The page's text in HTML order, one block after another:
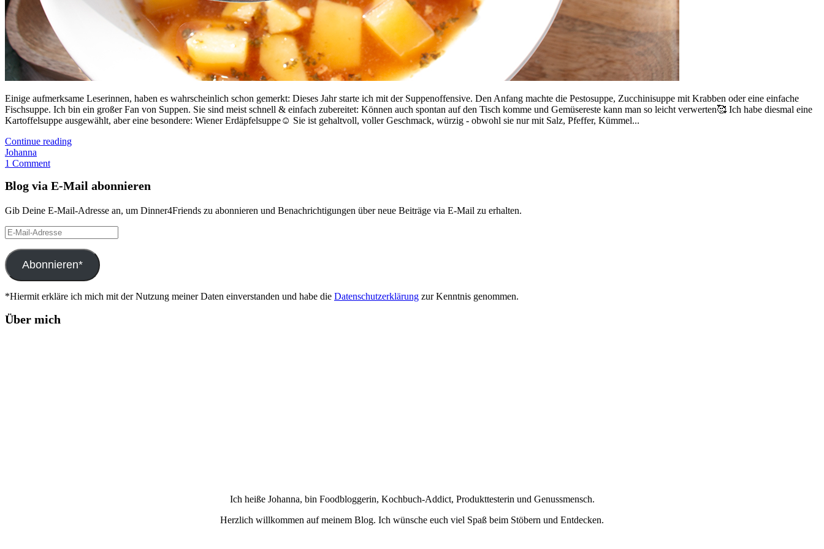
Einige aufmerksame Leserinnen, haben es wahrscheinlich schon gemerkt: Dieses Jahr starte ich mit der Suppenoffensive. Den Anfang machte die Pestosuppe, Zucchinisuppe mit Krabben oder eine einfache
Fischsuppe. Ich bin ein großer Fan von Suppen. Sie sind meist schnell & einfach zubereitet: Können auch spontan auf den Tisch komme und Gemüsereste kann man so leicht verwerten🥰 Ich habe diesmal eine
Kartoffelsuppe ausgewählt, aber eine besondere: Wiener Erdäpfelsuppe☺️ Sie ist gehaltvoll, voller Geschmack, würzig - obwohl sie nur mit Salz, Pfeffer, Kümmel...
Continue reading
Johanna
1 Comment
Blog via E-Mail abonnieren
Gib Deine E-Mail-Adresse an, um Dinner4Friends zu abonnieren und Benachrichtigungen über neue Beiträge via E-Mail zu erhalten.
E-
Mail-
Adresse
Abonnieren*
*Hiermit erkläre ich mich mit der Nutzung meiner Daten einverstanden und habe die Datenschutzerklärung zur Kenntnis genommen.
Über mich
Ich heiße Johanna, bin Foodbloggerin, Kochbuch-Addict, Produkttesterin und Genussmensch.
Herzlich willkommen auf meinem Blog. Ich wünsche euch viel Spaß beim Stöbern und Entdecken.